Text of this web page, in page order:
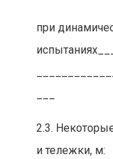
при
2.3.
и тележки, м: